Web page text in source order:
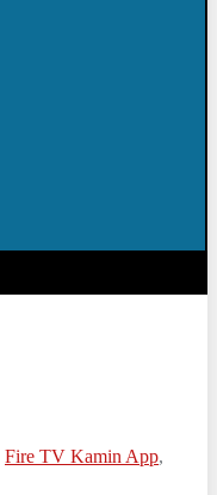
Fire TV Kamin App,